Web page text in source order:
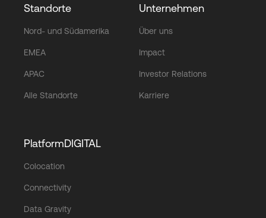
Standorte
Nord- und Südamerika
EMEA
APAC
Alle Standorte
Unternehmen
Über uns
Impact
Investor Relations
Karriere
PlatformDIGITAL
Colocation
Connectivity
Data Gravity